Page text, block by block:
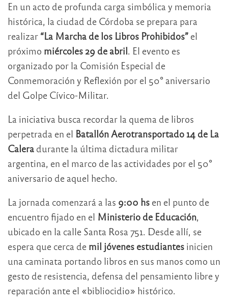
En un acto de profunda carga simbólica y memoria
histórica, la ciudad de Córdoba se prepara para
realizar “La Marcha de los Libros Prohibidos” el
próximo miércoles 29 de abril. El evento es
organizado por la Comisión Especial de
Conmemoración y Reflexión por el 50° aniversario
del Golpe Cívico-Militar.
La iniciativa busca recordar la quema de libros
perpetrada en el Batallón Aerotransportado 14 de La
Calera durante la última dictadura militar
argentina, en el marco de las actividades por el 50°
aniversario de aquel hecho.
La jornada comenzará a las 9:00 hs en el punto de
encuentro fijado en el Ministerio de Educación,
ubicado en la calle Santa Rosa 751. Desde allí, se
espera que cerca de mil jóvenes estudiantes inicien
una caminata portando libros en sus manos como un
gesto de resistencia, defensa del pensamiento libre y
reparación ante el «bibliocidio» histórico.